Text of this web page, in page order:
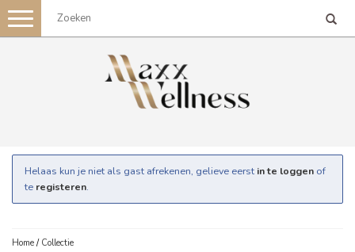
Toggle
navigation
Helaas kun je niet als gast afrekenen, gelieve eerst in te loggen of
te registeren.
Home / Collectie